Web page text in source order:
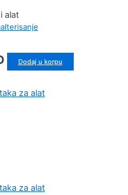
alat
Dodaj u korpu